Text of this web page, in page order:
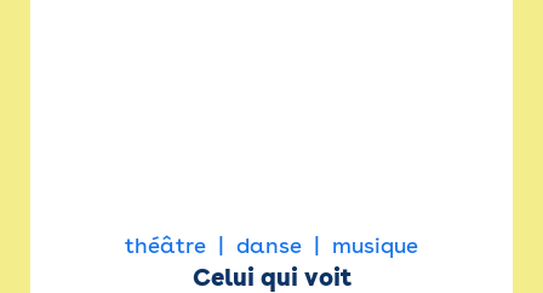
théâtre danse musique
Celui qui voit